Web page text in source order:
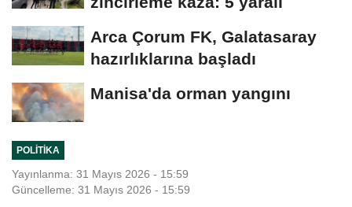
Arca Çorum FK, Galatasaray
hazırlıklarına başladı
Manisa'da orman yangını
POLITIKA
Yayınlanma: 31 Mayıs 2026 - 15:59
Güncelleme: 31 Mayıs 2026 - 15:59